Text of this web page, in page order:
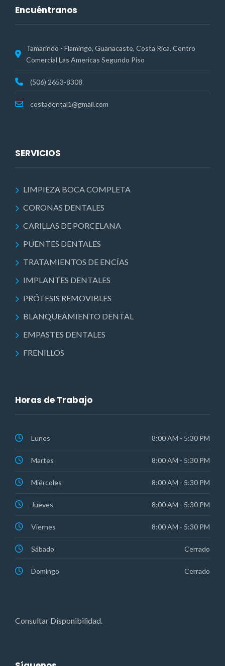
Encuéntranos
Tamarindo - Flamingo, Guanacaste, Costa Rica, Centro
Comercial Las Americas Segundo Piso
(506) 2653-8308
costadental1@gmail.com
SERVICIOS
LIMPIEZA BOCA COMPLETA
CORONAS DENTALES
CARILLAS DE PORCELANA
PUENTES DENTALES
TRATAMIENTOS DE ENCÍAS
IMPLANTES DENTALES
PRÓTESIS REMOVIBLES
BLANQUEAMIENTO DENTAL
EMPASTES DENTALES
FRENILLOS
Horas de Trabajo
Lunes 8:00 AM - 5:30 PM
Martes 8:00 AM - 5:30 PM
Miércoles 8:00 AM - 5:30 PM
Jueves 8:00 AM - 5:30 PM
Viernes 8:00 AM - 5:30 PM
Sábado Cerrado
Domingo Cerrado
Consultar Disponibilidad.